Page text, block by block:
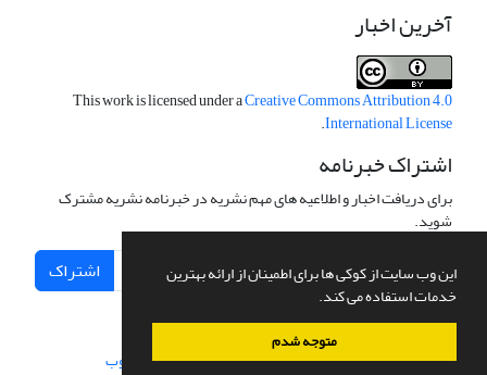
این وب سایت از کوکی ها برای اطمینان از ارائه بهترین
خدمات استفاده می کند.
متوجه شدم
آخرین اخبار
This work is licensed under aCreative Commons Attribution 4.0
International License
.
اشتراک خبرنامه
برای دریافت اخبار و اطلاعیه های مهم نشریه در خبرنامه نشریه مشترک
شوید.
اشتراک
سامانه مدیریت نشریات علمی.طراحی و پیاده سازی از سیناوب